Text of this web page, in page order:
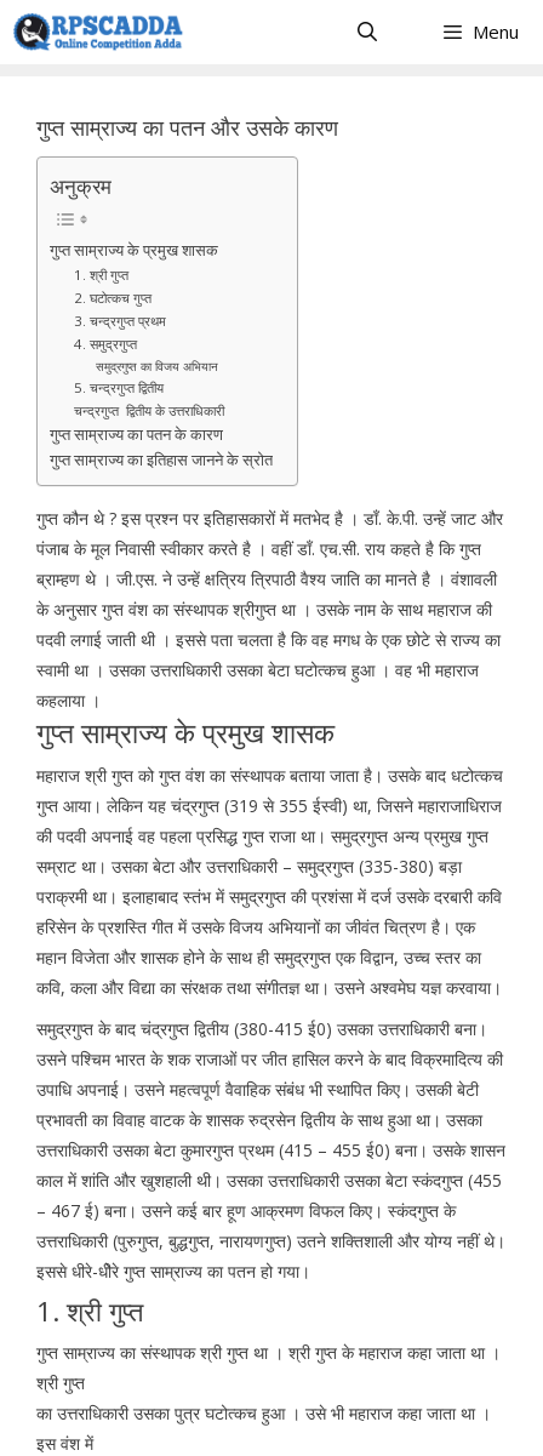
Skip
to
Menu
गुप्त साम्राज्य का पतन और उसके कारण
अनुक्रम
गुप्त साम्राज्य के प्रमुख शासक
1. श्री गुप्त
2. घटोत्कच गुप्त
3. चन्द्रगुप्त प्रथम
4. समुद्रगुप्त
समुद्रगुप्त का विजय अभियान
5. चन्द्रगुप्त द्वितीय
चन्द्रगुप्त द्वितीय के उत्तराधिकारी
गुप्त साम्राज्य का पतन के कारण
गुप्त साम्राज्य का इतिहास जानने के स्रोत
गुप्त कौन थे ? इस प्रश्न पर इतिहासकारों में मतभेद है । डॉं. के.पी. उन्हें जाट और
पंजाब के मूल निवासी स्वीकार करते है । वहीं डॉं. एच.सी. राय कहते है कि गुप्त
ब्राम्हण थे । जी.एस. ने उन्हें क्षत्रिय त्रिपाठी वैश्य जाति का मानते है । वंशावली
के अनुसार गुप्त वंश का संस्थापक श्रीगुप्त था । उसके नाम के साथ महाराज की
पदवी लगाई जाती थी । इससे पता चलता है कि वह मगध के एक छोटे से राज्य का
स्वामी था । उसका उत्तराधिकारी उसका बेटा घटोत्कच हुआ । वह भी महाराज
कहलाया ।
गुप्त साम्राज्य के प्रमुख शासक
महाराज श्री गुप्त को गुप्त वंश का संस्थापक बताया जाता है। उसके बाद धटोत्कच
गुप्त आया। लेकिन यह चंद्रगुप्त (319 से 355 ईस्वी) था, जिसने महाराजाधिराज
की पदवी अपनाई वह पहला प्रसिद्ध गुप्त राजा था। समुद्रगुप्त अन्य प्रमुख गुप्त
सम्राट था। उसका बेटा और उत्तराधिकारी – समुद्रगुप्त (335-380) बड़ा
पराक्रमी था। इलाहाबाद स्तंभ में समुद्रगुप्त की प्रशंसा में दर्ज उसके दरबारी कवि
हरिसेन के प्रशस्ति गीत में उसके विजय अभियानों का जीवंत चित्रण है। एक
महान विजेता और शासक होने के साथ ही समुद्रगुप्त एक विद्वान, उच्च स्तर का
कवि, कला और विद्या का संरक्षक तथा संगीतज्ञ था। उसने अश्वमेघ यज्ञ करवाया।
समुद्रगुप्त के बाद चंद्रगुप्त द्वितीय (380-415 ई0) उसका उत्तराधिकारी बना।
उसने पश्चिम भारत के शक राजाओं पर जीत हासिल करने के बाद विक्रमादित्य की
उपाधि अपनाई। उसने महत्वपूर्ण वैवाहिक संबंध भी स्थापित किए। उसकी बेटी
प्रभावती का विवाह वाटक के शासक रुद्रसेन द्वितीय के साथ हुआ था। उसका
उत्तराधिकारी उसका बेटा कुमारगुप्त प्रथम (415 – 455 ई0) बना। उसके शासन
काल में शांति और खुशहाली थी। उसका उत्तराधिकारी उसका बेटा स्कंदगुप्त (455
– 467 ई) बना। उसने कई बार हूण आक्रमण विफल किए। स्कंदगुप्त के
उत्तराधिकारी (पुरुगुप्त, बुद्धगुप्त, नारायणगुप्त) उतने शक्तिशाली और योग्य नहीं थे।
इससे धीरे-धीेरे गुप्त साम्राज्य का पतन हो गया।
1. श्री गुप्त
गुप्त साम्राज्य का संस्थापक श्री गुप्त था । श्री गुप्त के महाराज कहा जाता था ।
श्री गुप्त
का उत्तराधिकारी उसका पुत्र घटोत्कच हुआ । उसे भी महाराज कहा जाता था ।
इस वंश में